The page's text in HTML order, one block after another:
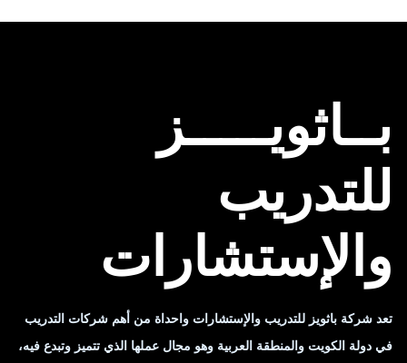
بــاثويـــــز
للتدريب
والإستشارات
تعد شركة باثويز للتدريب والإستشارات واحداة من أهم شركات التدريب
في دولة الكويت والمنطقة العربية وهو مجال عملها الذي تتميز وتبدع فيه،